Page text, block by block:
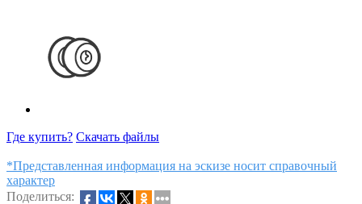
Где купить? Скачать файлы
*Представленная информация на эскизе носит справочный
характер
Поделиться: